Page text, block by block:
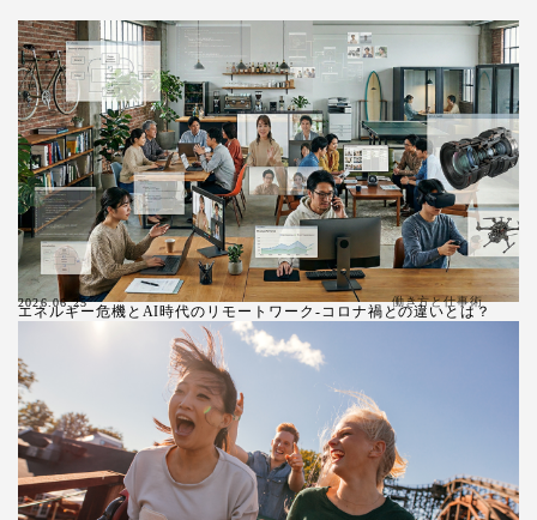
エネルギー危機とAI時代のリモートワーク-コロナ禍との違いとは？
2026.06.25 働き方と仕事術